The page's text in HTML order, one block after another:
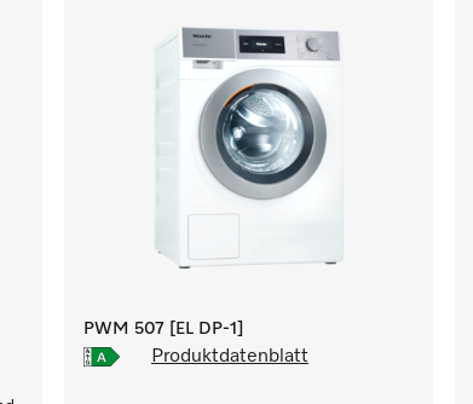
PWM 507 [EL DP-1]
Produktdatenblatt